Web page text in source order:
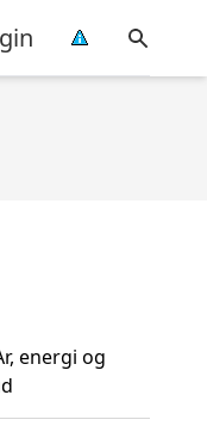
energi og